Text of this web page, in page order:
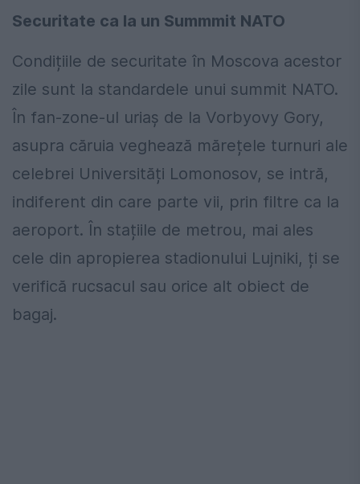
Securitate ca la un Summmit NATO
Condițiile de securitate în Moscova acestor
zile sunt la standardele unui summit NATO.
În fan-zone-ul uriaș de la Vorbyovy Gory,
asupra căruia veghează mărețele turnuri ale
celebrei Universități Lomonosov, se intră,
indiferent din care parte vii, prin filtre ca la
aeroport. În stațiile de metrou, mai ales
cele din apropierea stadionului Lujniki, ți se
verifică rucsacul sau orice alt obiect de
bagaj.